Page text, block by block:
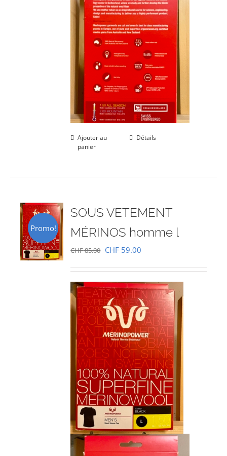
Ajouter au
panier
Détails
Promo!
SOUS VETEMENT
MÉRINOS homme l
CHF85.00 Le
initial
était :
CHF 85.00.
CHF 59.00
actuel
est :
CHF 59.00.